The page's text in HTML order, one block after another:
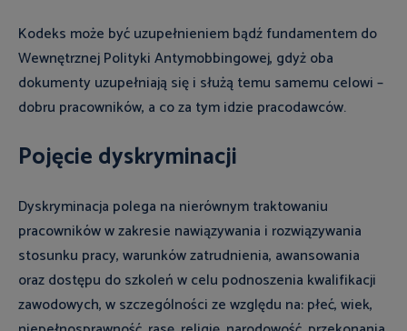
Kodeks może być uzupełnieniem bądź fundamentem do
Wewnętrznej Polityki Antymobbingowej, gdyż oba
dokumenty uzupełniają się i służą temu samemu celowi –
dobru pracowników, a co za tym idzie pracodawców.
Pojęcie dyskryminacji
Dyskryminacja polega na nierównym traktowaniu
pracowników w zakresie nawiązywania i rozwiązywania
stosunku pracy, warunków zatrudnienia, awansowania
oraz dostępu do szkoleń w celu podnoszenia kwalifikacji
zawodowych, w szczególności ze względu na: płeć, wiek,